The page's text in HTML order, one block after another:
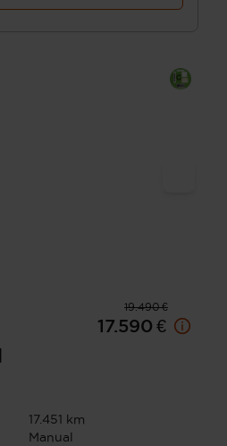
19.490 €
17.590 €
17.451 km
Manual